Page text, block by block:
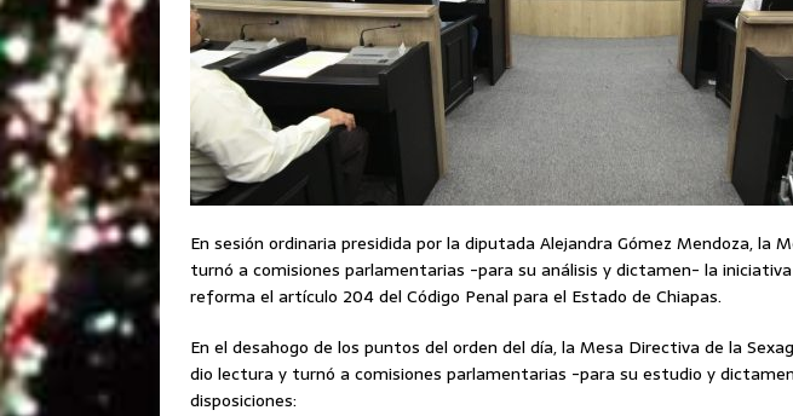
En sesión ordinaria presidida por la diputada Alejandra Gómez Mendoza, la
turnó a comisiones parlamentarias -para su análisis y dictamen- la
reforma el artículo 204 del Código Penal para el Estado de Chiapas.
En el desahogo de los puntos del orden del día, la Mesa Directiva de la
dio lectura y turnó a comisiones parlamentarias -para su estudio y
disposiciones: